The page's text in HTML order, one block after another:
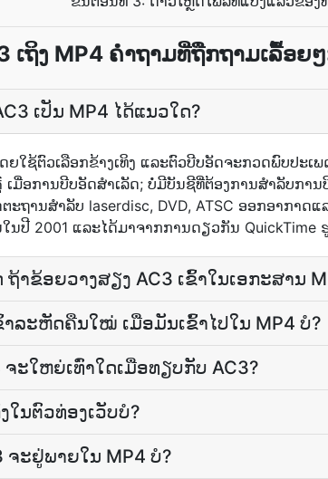
ເຖິງ MP4 ຄຳຖາມທີ່ຖືກຖາມເລື້ອ
ເປັນ MP4 ໄດ້ແນວໃດ?
ຍ​ໃຊ້​ຕົວເລືອກ​ຂ້າງ​ເທິງ ແລະ​ຕົວ​ບີບ​ອັດ​ຈະ​ກວດ​ພົບ​ປະ
តិ ເມື່ອ​ການ​ບີບ​ອັດ​ສຳເລັດ; ບໍ່ມີ​ບັນຊີ​ທີ່​ຕ້ອງການ​ສຳລັບ​ກ
ະຖານສໍາລັບ laserdisc, DVD, ATSC ອອກອາກາດແ
ນປີ 2001 ແລະໄດ້ມາຈາກການດຽວກັນ QuickTime
າຂ້ອຍວາງສຽງ AC3 ເຂົ້າໃນເອກະສານ
າລະຫັດ​ຄືນໃໝ່ ເມື່ອ​ມັນ​ເຂົ້າ​ໄປ​ໃນ MP4 ບໍ?
ະໃຫຍ່ເທົ່າໃດເມື່ອທຽບກັບ AC3?
ໃນ​ຕົວ​ທ່ອງ​ເວັບ​ບໍ?
ຈະ​ຢູ່​ພາຍ​ໃນ MP4 ບໍ?